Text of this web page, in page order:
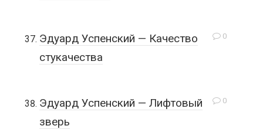
0
Эдуард Успенский — Качество
стукачества
0
Эдуард Успенский — Лифтовый
зверь